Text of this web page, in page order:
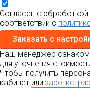
Согласен с
соответствии с
Заказать с
Наш менеджер
для уточнения
Чтобы получить
кабинет или